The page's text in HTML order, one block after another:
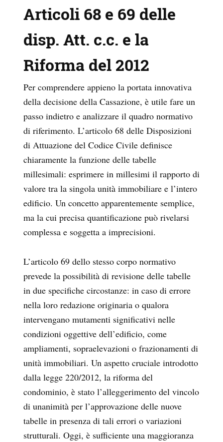
Articoli 68 e 69 delle
disp. Att. c.c. e la
Riforma del 2012
Per comprendere appieno la portata innovativa
della decisione della Cassazione, è utile fare un
passo indietro e analizzare il quadro normativo
di riferimento. L’articolo 68 delle Disposizioni
di Attuazione del Codice Civile definisce
chiaramente la funzione delle tabelle
millesimali: esprimere in millesimi il rapporto di
valore tra la singola unità immobiliare e l’intero
edificio. Un concetto apparentemente semplice,
ma la cui precisa quantificazione può rivelarsi
complessa e soggetta a imprecisioni.
L’articolo 69 dello stesso corpo normativo
prevede la possibilità di revisione delle tabelle
in due specifiche circostanze: in caso di errore
nella loro redazione originaria o qualora
intervengano mutamenti significativi nelle
condizioni oggettive dell’edificio, come
ampliamenti, sopraelevazioni o frazionamenti di
unità immobiliari. Un aspetto cruciale introdotto
dalla legge 220/2012, la riforma del
condominio, è stato l’alleggerimento del vincolo
di unanimità per l’approvazione delle nuove
tabelle in presenza di tali errori o variazioni
strutturali. Oggi, è sufficiente una maggioranza